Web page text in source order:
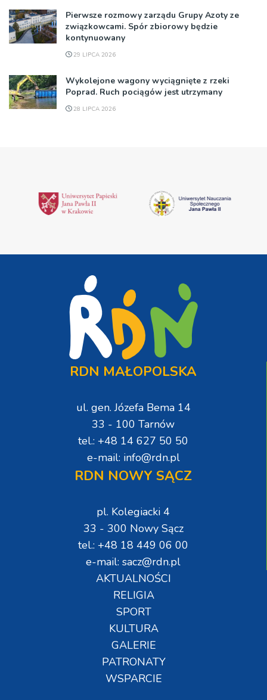
Pierwsze rozmowy zarządu Grupy Azoty ze
związkowcami. Spór zbiorowy będzie
kontynuowany
29 LIPCA 2026
Wykolejone wagony wyciągnięte z rzeki
Poprad. Ruch pociągów jest utrzymany
28 LIPCA 2026
RDN MAŁOPOLSKA
ul. gen. Józefa Bema 14
33 - 100 Tarnów
tel.: +48 14 627 50 50
e-mail: info@rdn.pl
RDN NOWY SĄCZ
pl. Kolegiacki 4
33 - 300 Nowy Sącz
tel.: +48 18 449 06 00
e-mail: sacz@rdn.pl
AKTUALNOŚCI
RELIGIA
SPORT
KULTURA
GALERIE
PATRONATY
WSPARCIE